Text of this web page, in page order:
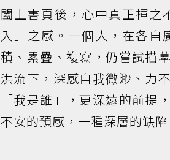
闔上書頁後，心中真正揮
入」之感。一個人，在各
積、累疊、複寫，仍嘗試描
洪流下，深感自我微渺、力
「我是誰」，更深遠的前
不安的預感，一種深層的缺